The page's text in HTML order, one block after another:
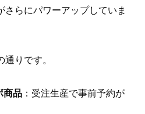
さらにパワーアップしていま
りです。
商品 ：受注生産で事前予約が